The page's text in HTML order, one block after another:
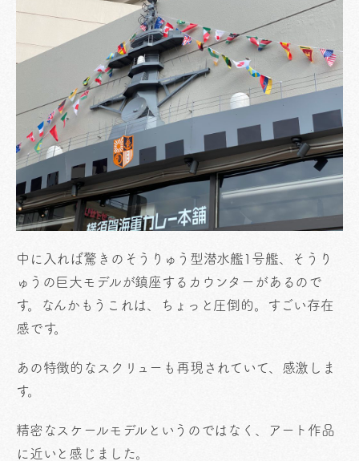
中に入れば驚きのそうりゅう型潜水艦1号艦、そうり
ゅうの巨大モデルが鎮座するカウンターがあるので
す。なんかもうこれは、ちょっと圧倒的。すごい存在
感です。
あの特徴的なスクリューも再現されていて、感激しま
す。
精密なスケールモデルというのではなく、アート作品
に近いと感じました。